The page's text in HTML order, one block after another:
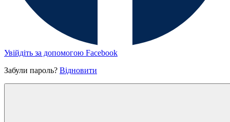
Увійдіть за допомогою Facebook
Забули пароль? Відновити